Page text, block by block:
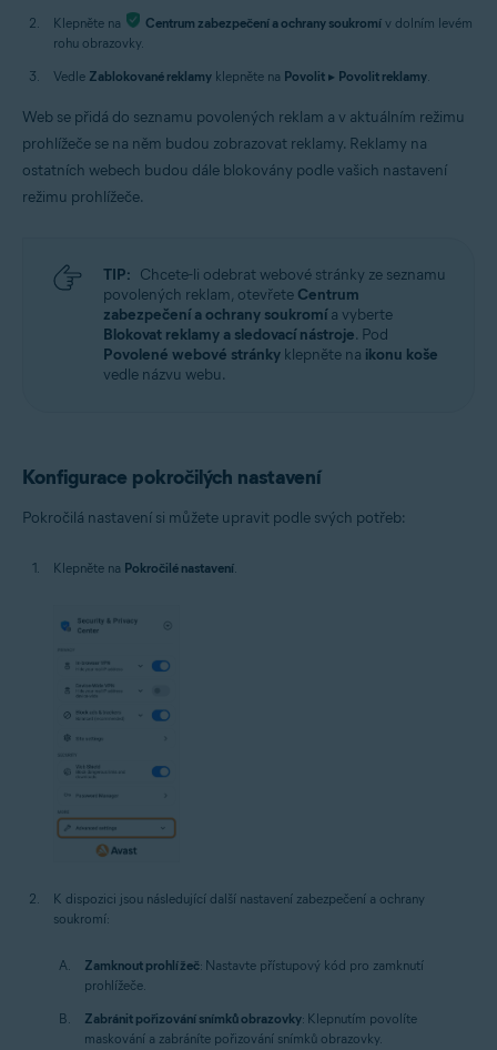
Klepněte na Centrum zabezpečení a ochrany soukromí v dolním levém
rohu obrazovky.
Vedle Zablokované reklamy klepněte na Povolit ▸ Povolit reklamy.
Web se přidá do seznamu povolených reklam a v aktuálním režimu
prohlížeče se na něm budou zobrazovat reklamy. Reklamy na
ostatních webech budou dále blokovány podle vašich nastavení
režimu prohlížeče.
TIP: Chcete-li odebrat webové stránky ze seznamu
povolených reklam, otevřete Centrum
zabezpečení a ochrany soukromía vyberte
Blokovat reklamy a sledovací nástroje. Pod
Povolené webové stránky klepněte na ikonu koše
vedle názvu webu.
Konfigurace pokročilých nastavení
Pokročilá nastavení si můžete upravit podle svých potřeb:
Klepněte na Pokročilé nastavení.
K dispozici jsou následující další nastavení zabezpečení a ochrany
soukromí:
Zamknout prohlížeč: Nastavte přístupový kód pro zamknutí
prohlížeče.
Zabránit pořizování snímků obrazovky: Klepnutím povolíte
maskování a zabráníte pořizování snímků obrazovky.